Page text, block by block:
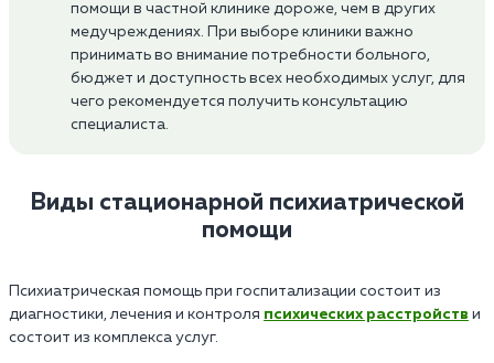
помощи в частной клинике дороже, чем в других
медучреждениях. При выборе клиники важно
принимать во внимание потребности больного,
бюджет и доступность всех необходимых услуг, для
чего рекомендуется получить консультацию
специалиста.
Виды стационарной психиатрической
помощи
Психиатрическая помощь при госпитализации состоит из
диагностики, лечения и контроля психических расстройств и
состоит из комплекса услуг.